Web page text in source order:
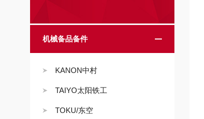
机械备品备件
KANON中村
TAIYO太阳铁工
TOKU/东空